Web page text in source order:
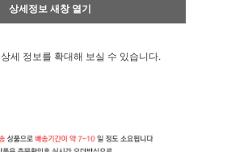
상세정보 새창 열기
상세 정보를 확대해 보실 수 있습니다.